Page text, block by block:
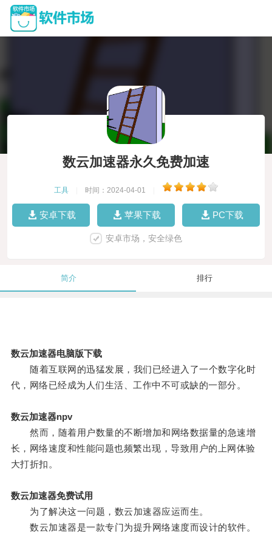
数云加速器永久免费加速
工具 时间：2024-04-01
安卓下载 苹果下载 PC下载
安卓市场，安全绿色
简介 排行
数云加速器电脑版下载
随着互联网的迅猛发展，我们已经进入了一个数字化时
代，网络已经成为人们生活、工作中不可或缺的一部分。
数云加速器npv
然而，随着用户数量的不断增加和网络数据量的急速增
长，网络速度和性能问题也频繁出现，导致用户的上网体验
大打折扣。
数云加速器免费试用
为了解决这一问题，数云加速器应运而生。
数云加速器是一款专门为提升网络速度而设计的软件。